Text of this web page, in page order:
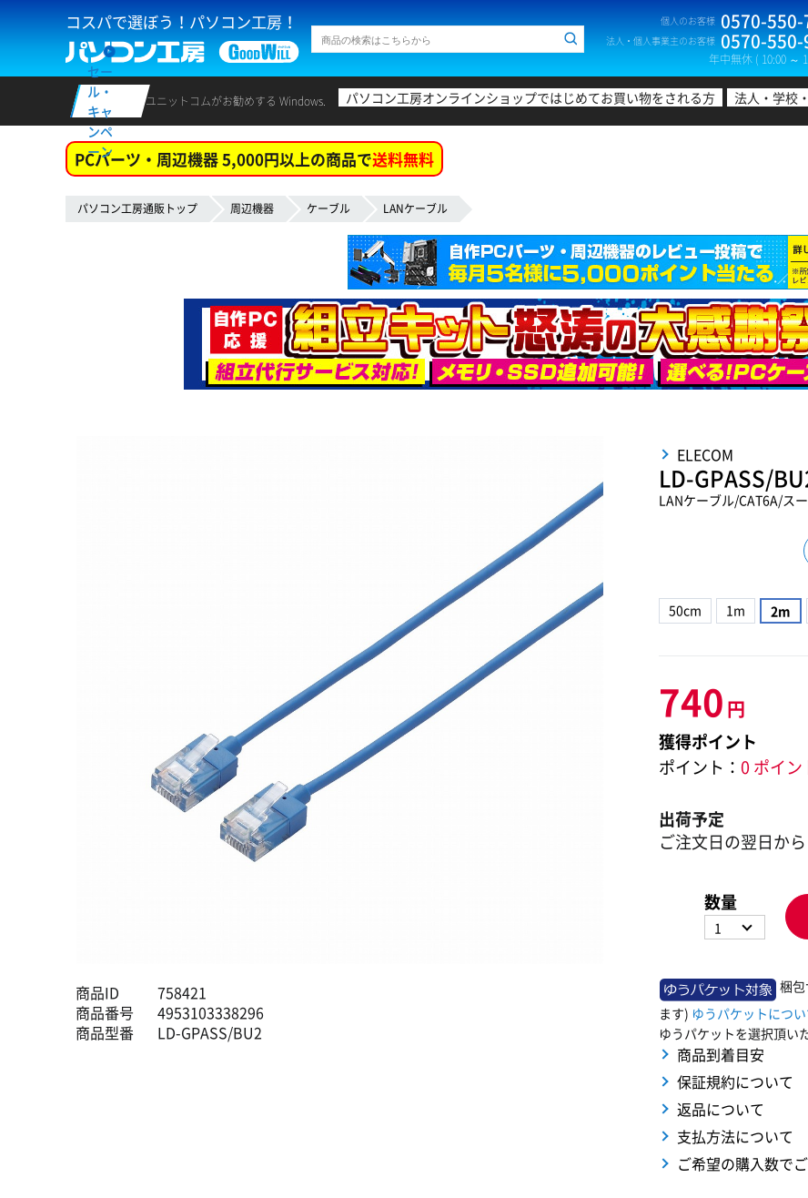
コスパで選ぼう！パソコン工房！ 個人のお客様 0570-
法人・個人事業主のお客様 0570-
年中無休 ( 10:00 ～
セー
ル・
キャ
ンペ
ーン
ユニットコムがお勧めする Windows. パソコン工房オンラインショップではじめてお買い物をされる方 法人・学校
PCパーツ・周辺機器 5,000円以上の商品で送料無料
パソコン工房通販トップ 周辺機器 ケーブル LANケーブル
商品ID
758421
商品番号
4953103338296
商品型番
LD-GPASS/BU2
ELECOM
LD-GPASS/
LANケーブル/CAT6A/ス
50cm 1m 2m
740 円
獲得ポイント
ポイント： 0 ポイン
出荷予定
ご注文日の翌日から
数量
1
梱
ます) ゆうパケットにつ
ゆうパケットを選択頂い
商品到着目安
保証規約について
返品について
支払方法について
ご希望の購入数で